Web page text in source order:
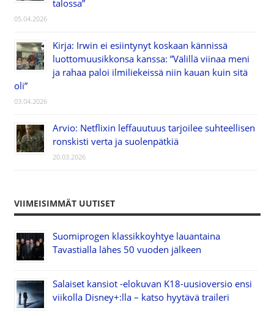
talossa”
05.04.2026
Kirja: Irwin ei esiintynyt koskaan kännissä
luottomuusikkonsa kanssa: ”Välillä viinaa meni
ja rahaa paloi ilmiliekeissä niin kauan kuin sitä
oli”
03.04.2026
Arvio: Netflixin leffauutuus tarjoilee suhteellisen
ronskisti verta ja suolenpätkiä
20.03.2026
VIIMEISIMMÄT UUTISET
Suomiprogen klassikkoyhtye lauantaina
Tavastialla lähes 50 vuoden jälkeen
Salaiset kansiot -elokuvan K18-uusioversio ensi
viikolla Disney+:lla – katso hyytävä traileri